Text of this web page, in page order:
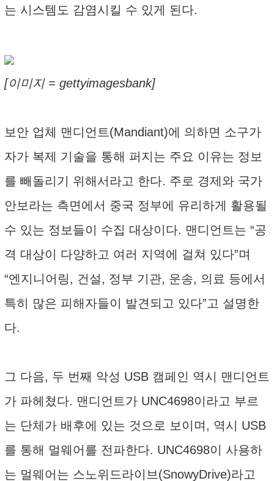
는 시스템도 감염시킬 수 있게 된다.
[이미지 = gettyimagesbank]
보안 업체 맨디언트(Mandiant)에 의하면 소구가
자가 복제 기술을 통해 퍼지는 주요 이유는 정보
를 빼돌리기 위해서라고 한다. 주로 경제와 국가
안보라는 측면에서 중국 정부에 유리하게 활용될
수 있는 정보들이 수집 대상이다. 맨디언트는 “공
격 대상이 다양하고 여러 지역에 걸쳐 있다”며
“엔지니어링, 건설, 정부 기관, 운송, 의료 등에서
특히 많은 피해자들이 발견되고 있다”고 설명한
다.
그 다음, 두 번째 악성 USB 캠페인 역시 맨디언트
가 파헤쳤다. 맨디언트가 UNC4698이라고 부르
는 단체가 배후에 있는 것으로 보이며, 역시 USB
를 통해 멀웨어를 전파한다. UNC4698이 사용하
는 멀웨어는 스노위드라이브(SnowyDrive)라고